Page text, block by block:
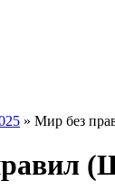
» Мир без